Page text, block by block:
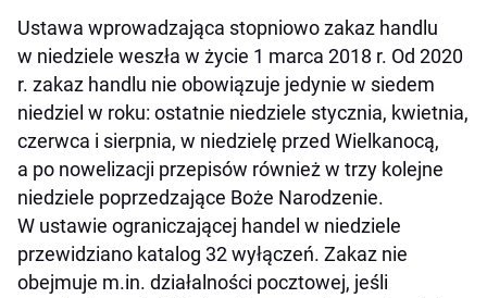
Ustawa wprowadzająca stopniowo zakaz handlu
w niedziele weszła w życie 1 marca 2018 r. Od 2020
r. zakaz handlu nie obowiązuje jedynie w siedem
niedziel w roku: ostatnie niedziele stycznia, kwietnia,
czerwca i sierpnia, w niedzielę przed Wielkanocą,
a po nowelizacji przepisów również w trzy kolejne
niedziele poprzedzające Boże Narodzenie.
W ustawie ograniczającej handel w niedziele
przewidziano katalog 32 wyłączeń. Zakaz nie
obejmuje m.in. działalności pocztowej, jeśli